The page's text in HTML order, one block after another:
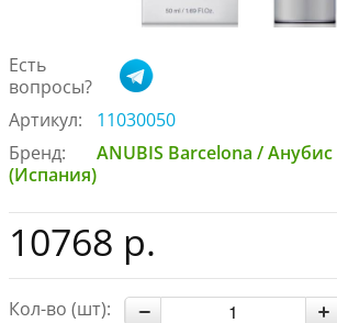
Есть
вопросы?
Артикул:
11030050
Бренд:
ANUBIS Barcelona /
(Испания)
10768 р.
Кол-во (шт):